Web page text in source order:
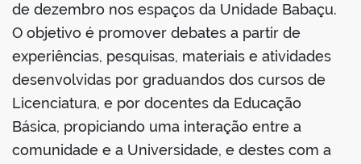
de dezembro nos espaços da Unidade Babaçu.
O objetivo é promover debates a partir de
experiências, pesquisas, materiais e atividades
desenvolvidas por graduandos dos cursos de
Licenciatura, e por docentes da Educação
Básica, propiciando uma interação entre a
comunidade e a Universidade, e destes com a